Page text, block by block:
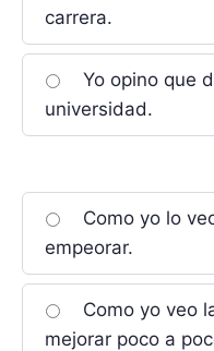
carrera.
Yo opino que
universidad.
Como yo lo
empeorar.
Como yo veo
mejorar poco a